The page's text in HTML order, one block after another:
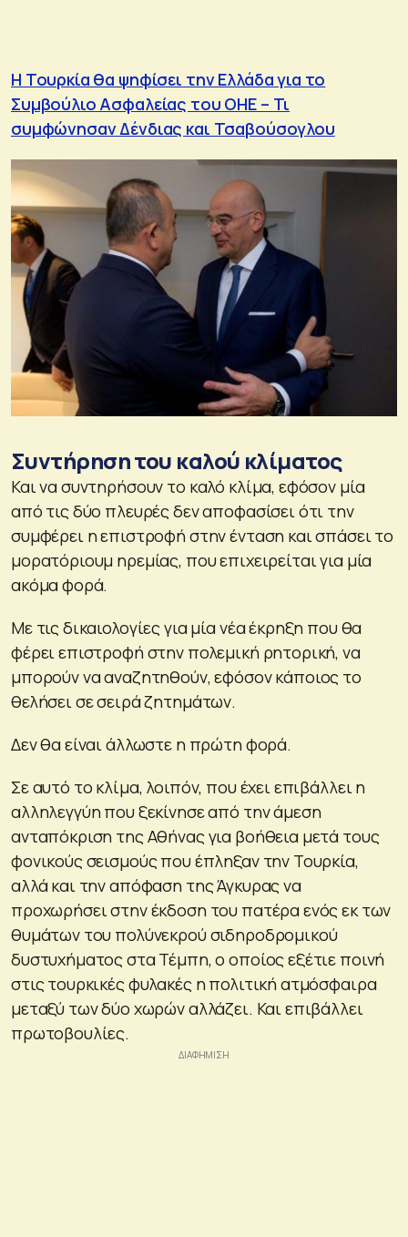
Η Τουρκία θα ψηφίσει την Ελλάδα για το
Συμβούλιο Ασφαλείας του ΟΗΕ – Τι
συμφώνησαν Δένδιας και Τσαβούσογλου
Συντήρηση του καλού κλίματος
Και να συντηρήσουν το καλό κλίμα, εφόσον μία
από τις δύο πλευρές δεν αποφασίσει ότι την
συμφέρει η επιστροφή στην ένταση και σπάσει το
μορατόριουμ ηρεμίας, που επιχειρείται για μία
ακόμα φορά.
Με τις δικαιολογίες για μία νέα έκρηξη που θα
φέρει επιστροφή στην πολεμική ρητορική, να
μπορούν να αναζητηθούν, εφόσον κάποιος το
θελήσει σε σειρά ζητημάτων.
Δεν θα είναι άλλωστε η πρώτη φορά.
Σε αυτό το κλίμα, λοιπόν, που έχει επιβάλλει η
αλληλεγγύη που ξεκίνησε από την άμεση
ανταπόκριση της Αθήνας για βοήθεια μετά τους
φονικούς σεισμούς που έπληξαν την Τουρκία,
αλλά και την απόφαση της Άγκυρας να
προχωρήσει στην έκδοση του πατέρα ενός εκ των
θυμάτων του πολύνεκρού σιδηροδρομικού
δυστυχήματος στα Τέμπη, ο οποίος εξέτιε ποινή
στις τουρκικές φυλακές η πολιτική ατμόσφαιρα
μεταξύ των δύο χωρών αλλάζει. Και επιβάλλει
πρωτοβουλίες.